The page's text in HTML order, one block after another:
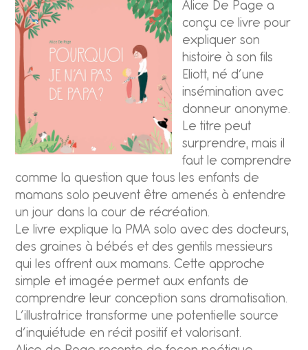
Alice De Page a
conçu ce livre pour
expliquer son
histoire à son fils
Eliott, né d’une
insémination avec
donneur anonyme.
Le titre peut
surprendre, mais il
faut le comprendre
comme la question que tous les enfants de
mamans solo peuvent être amenés à entendre
un jour dans la cour de récréation.
Le livre explique la PMA solo avec des docteurs,
des graines à bébés et des gentils messieurs
qui les offrent aux mamans. Cette approche
simple et imagée permet aux enfants de
comprendre leur conception sans dramatisation.
L’illustratrice transforme une potentielle source
d’inquiétude en récit positif et valorisant.